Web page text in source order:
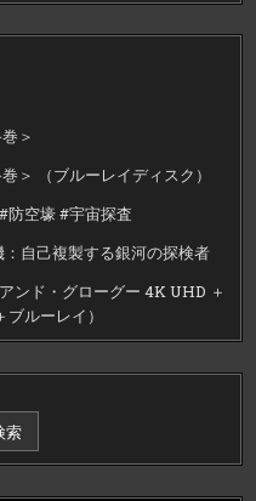
＞
＞ （ブルーレイディスク）
防空壕 #宇宙探査
自己複製する銀河の探検者
ンド・グローグー 4K UHD ＋
ルーレイ）
索